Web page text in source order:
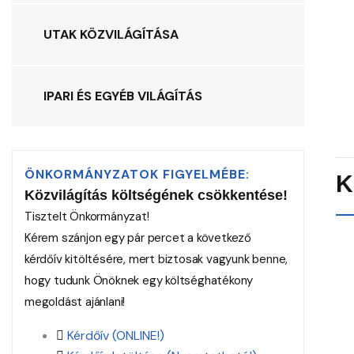
UTAK KÖZVILÁGÍTÁSA
IPARI ÉS EGYÉB VILÁGÍTÁS
ÖNKORMÁNYZATOK FIGYELMÉBE:
Közvilágítás költségének csökkentése!
Tisztelt Önkormányzat!
Kérem szánjon egy pár percet a következő
kérdőív kitöltésére, mert biztosak vagyunk benne,
hogy tudunk Önöknek egy költséghatékony
megoldást ajánlani!
Kérdőív (ONLINE!)